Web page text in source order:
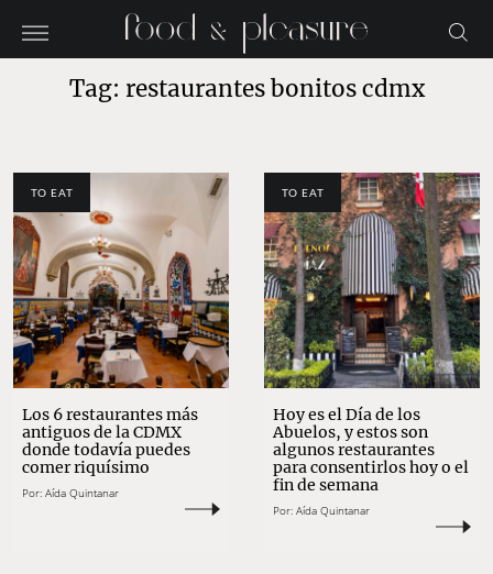
Tag: restaurantes bonitos cdmx
TO EAT
Los 6 restaurantes más
antiguos de la CDMX
donde todavía puedes
comer riquísimo
Por: Aída Quintanar
TO EAT
Hoy es el Día de los
Abuelos, y estos son
algunos restaurantes
para consentirlos hoy o el
fin de semana
Por: Aída Quintanar